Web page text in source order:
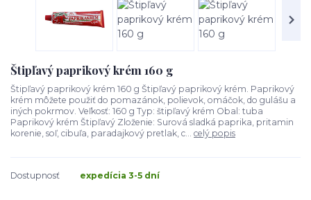
Štipľavý paprikový krém 160 g
Štipľavý paprikový krém 160 g Štipľavý paprikový krém. Paprikový
krém môžete použiť do pomazánok, polievok, omáčok, do gulášu a
iných pokrmov. Veľkosť: 160 g Typ: štipľavý krém Obal: tuba
Paprikový krém Štipľavý Zloženie: Surová sladká paprika, pritamin
korenie, soľ, cibuľa, paradajkový pretlak, c... celý popis
Dostupnosť expedícia 3-5 dní